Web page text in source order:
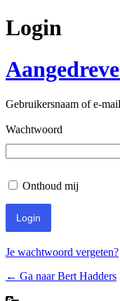
Login
Gebruikersnaam of e-
Wachtwoord
Onthoud mij
Je wachtwoord vergeten?
← Ga naar Bert Hadders